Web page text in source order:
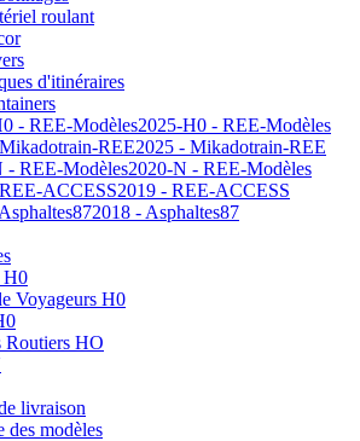
roulant
d'itinéraires
2025-H0 - REE-Modèles
2025 - Mikadotrain-REE
2020-N - REE-Modèles
2019 - REE-ACCESS
2018 - Asphaltes87
H0
Voyageurs H0
Routiers HO
livraison
des modèles